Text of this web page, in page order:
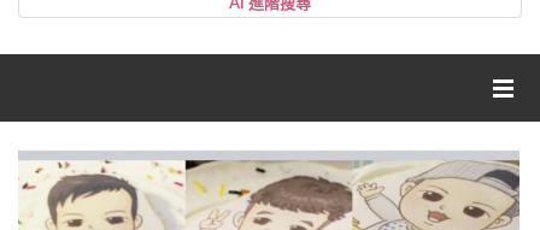
帳號
網紅媽咪蛋糕心得分享
粉絲好康